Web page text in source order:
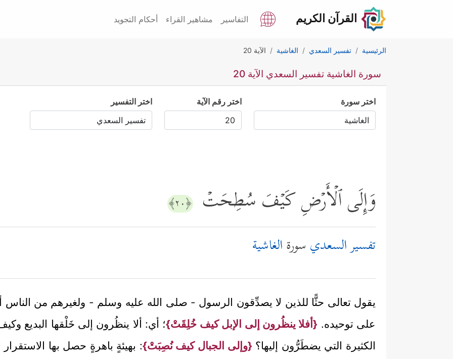
القرآن الكريم التفاسير مشاهير القراء أحكام التجويد
الرئيسية تفسير السعدي الغاشية الآية 20
سورة الغاشية تفسير السعدي الآية 20
اختر سورة اختر رقم الآية اختر التفسير
وَإِلَى ٱلۡأَرۡضِ كَیۡفَ سُطِحَتۡ ﴿٢٠﴾
تفسير السعدي سورةالغاشية
يقول تعالى حثًّا للذين لا يصدِّقون الرسول - صلى الله عليه وسلم - ولغيرهم من الناس
على توحيده. {أفلا ينظُرون إلى الإبل كيف خُلِقَتْ}؛ أي: ألا ينظُرون إلى خَلْقها البديع
الكثيرة التي يضطَرُّون إليها؟ {وإلى الجبال كيف نُصِبَتْ}: بهيئةٍ باهرةٍ حصل بها